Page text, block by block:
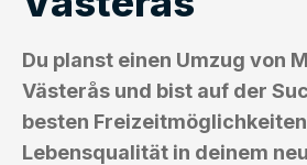
Du planst einen Umzug von
Västerås und bist auf der
besten
Lebensqualität in deinem